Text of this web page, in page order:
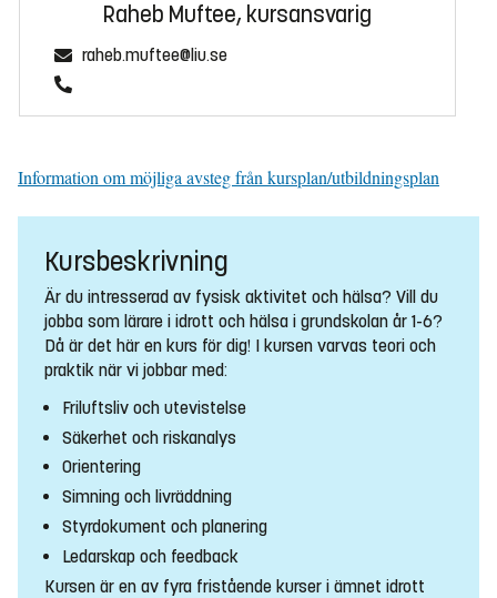
Raheb Muftee, kursansvarig
raheb.muftee@liu.se
Information om möjliga avsteg från kursplan/utbildningsplan
Kursbeskrivning
Är du intresserad av fysisk aktivitet och hälsa? Vill du
jobba som lärare i idrott och hälsa i grundskolan år 1-6?
Då är det här en kurs för dig! I kursen varvas teori och
praktik när vi jobbar med:
Friluftsliv och utevistelse
Säkerhet och riskanalys
Orientering
Simning och livräddning
Styrdokument och planering
Ledarskap och feedback
Kursen är en av fyra fristående kurser i ämnet idrott